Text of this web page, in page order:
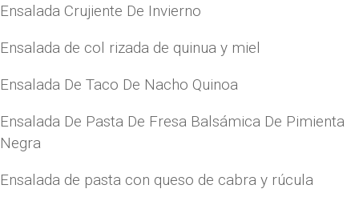
Ensalada Crujiente De Invierno
Ensalada de col rizada de quinua y miel
Ensalada De Taco De Nacho Quinoa
Ensalada De Pasta De Fresa Balsámica De Pimienta
Negra
Ensalada de pasta con queso de cabra y rúcula